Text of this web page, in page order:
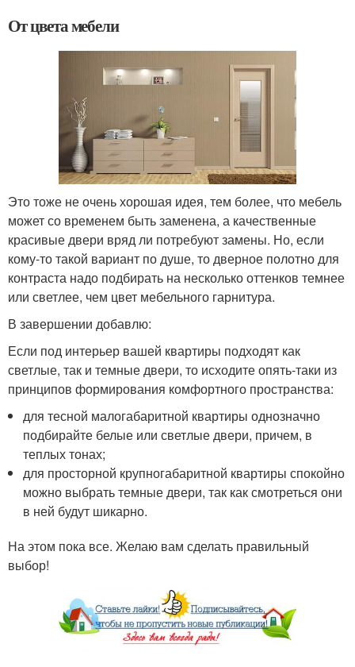
От цвета мебели
Это тоже не очень хорошая идея, тем более, что мебель
может со временем быть заменена, а качественные
красивые двери вряд ли потребуют замены. Но, если
кому-то такой вариант по душе, то дверное полотно для
контраста надо подбирать на несколько оттенков темнее
или светлее, чем цвет мебельного гарнитура.
В завершении добавлю:
Если под интерьер вашей квартиры подходят как
светлые, так и темные двери, то исходите опять-таки из
принципов формирования комфортного пространства:
для тесной малогабаритной квартиры однозначно
подбирайте белые или светлые двери, причем, в
теплых тонах;
для просторной крупногабаритной квартиры спокойно
можно выбрать темные двери, так как смотреться они
в ней будут шикарно.
На этом пока все. Желаю вам сделать правильный
выбор!